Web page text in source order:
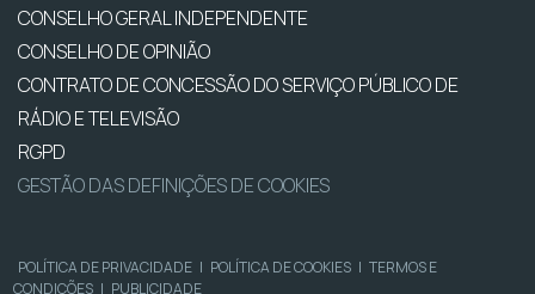
CONSELHO GERAL INDEPENDENTE
CONSELHO DE OPINIÃO
CONTRATO DE CONCESSÃO DO SERVIÇO PÚBLICO DE
RÁDIO E TELEVISÃO
RGPD
GESTÃO DAS DEFINIÇÕES DE COOKIES
POLÍTICA DE PRIVACIDADE | POLÍTICA DE COOKIES | TERMOS E
CONDIÇÕES | PUBLICIDADE